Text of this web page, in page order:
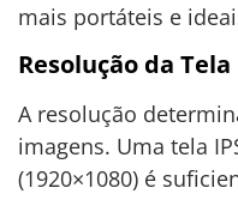
mais portáteis e
Resolução da Tela
A resolução
imagens. Uma tela
(1920×1080) é